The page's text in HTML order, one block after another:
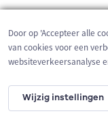
200 m
Door op 'Accepteer alle
van cookies voor een
websiteverkeersanalyse
Wijzig instellingen